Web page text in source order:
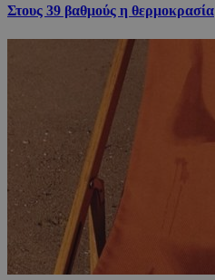
Στους 39 βαθμούς η θερμοκρασία